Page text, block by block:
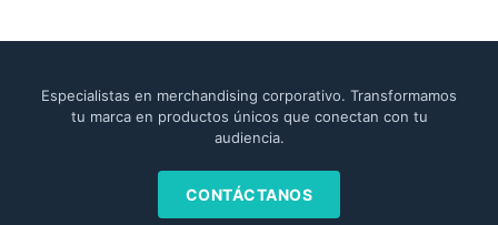
Especialistas en merchandising corporativo. Transformamos
tu marca en productos únicos que conectan con tu
audiencia.
CONTÁCTANOS